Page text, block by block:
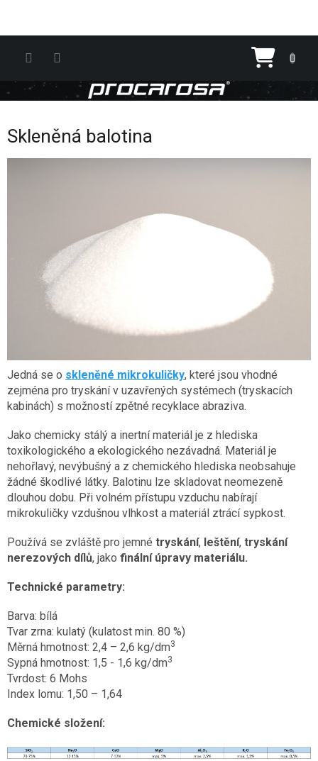
Skleněná balotina
Jedná se o skleněné mikrokuličky, které jsou vhodné
zejména pro tryskání v uzavřených systémech (tryskacích
kabinách) s možností zpětné recyklace abraziva.
Jako chemicky stálý a inertní materiál je z hlediska
toxikologického a ekologického nezávadná. Materiál je
nehořlavý, nevýbušný a z chemického hlediska neobsahuje
žádné škodlivé látky. Balotinu lze skladovat neomezeně
dlouhou dobu. Při volném přístupu vzduchu nabírají
mikrokuličky vzdušnou vlhkost a materiál ztrácí sypkost.
Používá se zvláště pro jemné tryskání, leštění, tryskání
nerezových dílů, jako finální úpravy materiálu.
Technické parametry:
Barva: bílá
Tvar zrna: kulatý (kulatost min. 80 %)
Měrná hmotnost: 2,4 – 2,6 kg/dm3
Sypná hmotnost: 1,5 - 1,6 kg/dm3
Tvrdost: 6 Mohs
Index lomu: 1,50 – 1,64
Chemické složení: